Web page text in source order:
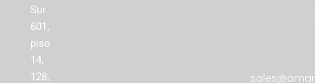
Sur
601,
piso
14,
128,